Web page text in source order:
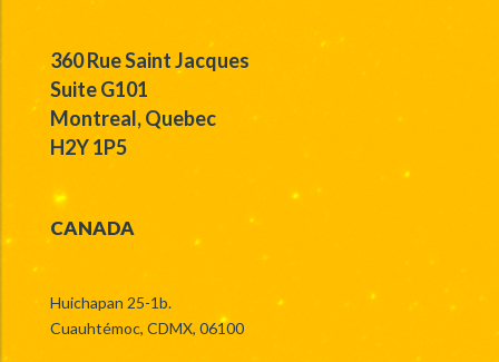
360 Rue Saint Jacques
Suite G101
Montreal, Quebec
H2Y 1P5
CANADA
Huichapan 25-1b.
Cuauhtémoc, CDMX, 06100